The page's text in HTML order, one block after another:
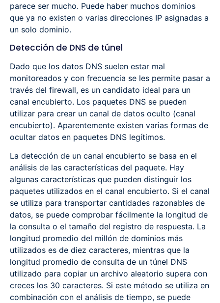
parece ser mucho. Puede haber muchos dominios
que ya no existen o varias direcciones IP asignadas a
un solo dominio.
Detección de DNS de túnel
Dado que los datos DNS suelen estar mal
monitoreados y con frecuencia se les permite pasar a
través del firewall, es un candidato ideal para un
canal encubierto. Los paquetes DNS se pueden
utilizar para crear un canal de datos oculto (canal
encubierto). Aparentemente existen varias formas de
ocultar datos en paquetes DNS legítimos.
La detección de un canal encubierto se basa en el
análisis de las características del paquete. Hay
algunas características que pueden distinguir los
paquetes utilizados en el canal encubierto. Si el canal
se utiliza para transportar cantidades razonables de
datos, se puede comprobar fácilmente la longitud de
la consulta o el tamaño del registro de respuesta. La
longitud promedio del millón de dominios más
utilizados es de diez caracteres, mientras que la
longitud promedio de consulta de un túnel DNS
utilizado para copiar un archivo aleatorio supera con
creces los 30 caracteres. Si este método se utiliza en
combinación con el análisis de tiempo, se puede